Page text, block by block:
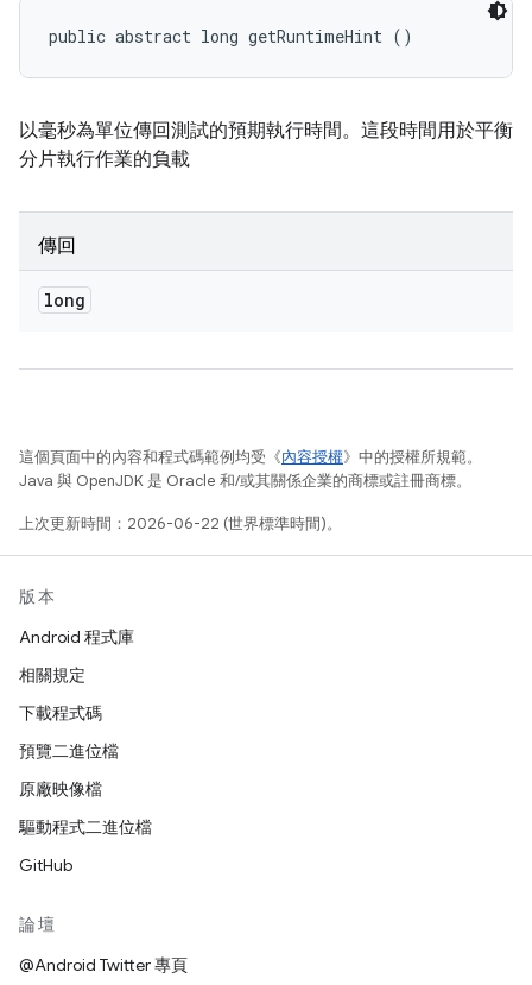
public abstract long getRuntimeHint ()
以毫秒為單位傳回測試的預期執行時間。這段時間用於平衡
分片執行作業的負載
傳回
long
這個頁面中的內容和程式碼範例均受《內容授權》中的授權所規範。
Java 與 OpenJDK 是 Oracle 和/或其關係企業的商標或註冊商標。
上次更新時間：2026-06-22 (世界標準時間)。
版本
Android 程式庫
相關規定
下載程式碼
預覽二進位檔
原廠映像檔
驅動程式二進位檔
GitHub
論壇
@Android Twitter 專頁